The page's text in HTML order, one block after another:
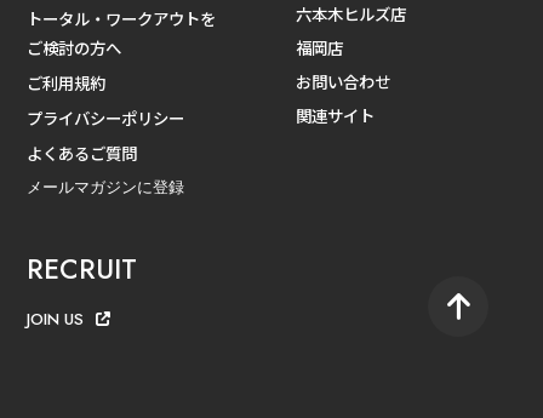
トータル・ワークアウトを
ご検討の方へ
ご利用規約
プライバシーポリシー
よくあるご質問
メールマガジンに登録
六本木ヒルズ店
福岡店
お問い合わせ
関連サイト
RECRUIT
JOIN US